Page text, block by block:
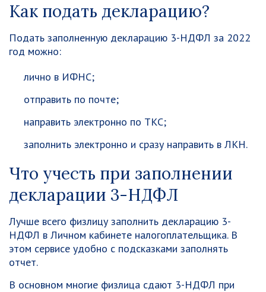
Как подать декларацию?
Подать заполненную декларацию 3-НДФЛ за 2022
год можно:
лично в ИФНС;
отправить по почте;
направить электронно по ТКС;
заполнить электронно и сразу направить в ЛКН.
Что учесть при заполнении
декларации 3-НДФЛ
Лучше всего физлицу заполнить декларацию 3-
НДФЛ в Личном кабинете налогоплательщика. В
этом сервисе удобно с подсказками заполнять
отчет.
В основном многие физлица сдают 3-НДФЛ при